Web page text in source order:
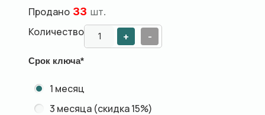
Продано 33 шт.
Количество + -
Срок ключа*
1 месяц
3 месяца (скидка 15%)